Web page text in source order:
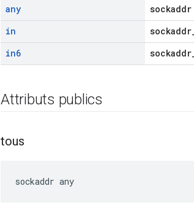
any
sockaddr
in
in6
Attributs publics
tous
sockaddr any